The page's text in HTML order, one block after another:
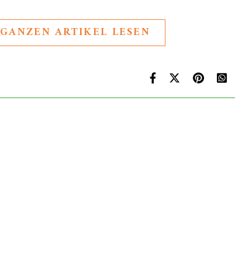
GANZEN ARTIKEL LESEN